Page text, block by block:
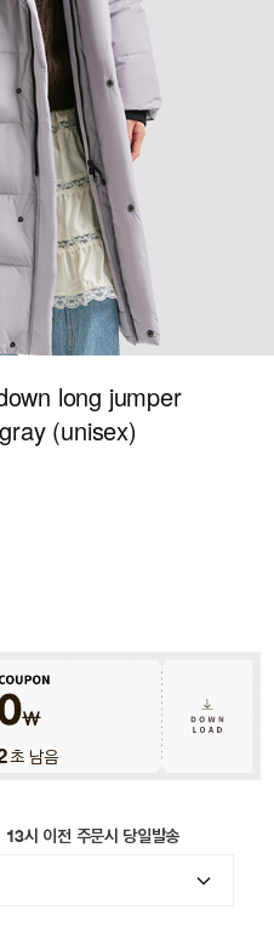
long jumper
(unisex)
초 남음
시 이전 주문시 당일발송